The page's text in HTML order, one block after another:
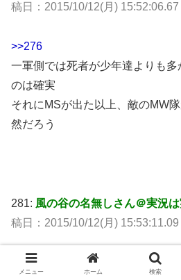
稿日：2015/10/12(月)
>>276
一軍側では死者が少年達よりも
のは確実
それにMSが出た以上、敵のMW
然だろう
281: 風の谷の名無しさん＠実況
稿日：2015/10/12(月)
>>276
メニュー ホーム 検索